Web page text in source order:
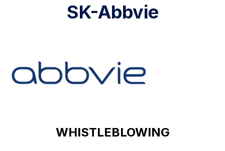
SK-Abbvie
WHISTLEBLOWING